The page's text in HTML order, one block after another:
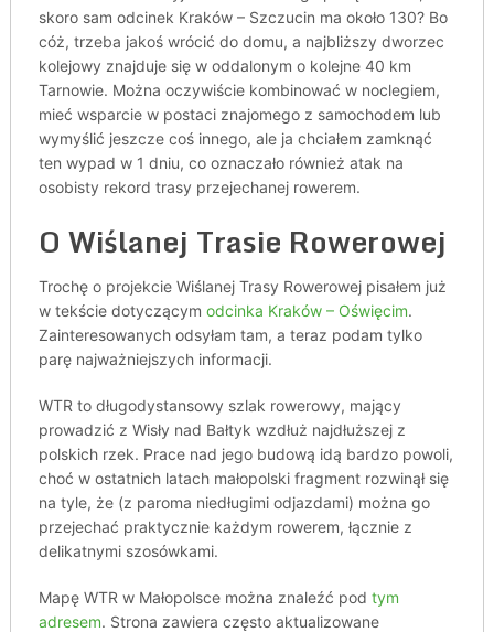
skoro sam odcinek Kraków – Szczucin ma około 130? Bo
cóż, trzeba jakoś wrócić do domu, a najbliższy dworzec
kolejowy znajduje się w oddalonym o kolejne 40 km
Tarnowie. Można oczywiście kombinować w noclegiem,
mieć wsparcie w postaci znajomego z samochodem lub
wymyślić jeszcze coś innego, ale ja chciałem zamknąć
ten wypad w 1 dniu, co oznaczało również atak na
osobisty rekord trasy przejechanej rowerem.
O Wiślanej Trasie Rowerowej
Trochę o projekcie Wiślanej Trasy Rowerowej pisałem już
w tekście dotyczącym odcinka Kraków – Oświęcim.
Zainteresowanych odsyłam tam, a teraz podam tylko
parę najważniejszych informacji.
WTR to długodystansowy szlak rowerowy, mający
prowadzić z Wisły nad Bałtyk wzdłuż najdłuższej z
polskich rzek. Prace nad jego budową idą bardzo powoli,
choć w ostatnich latach małopolski fragment rozwinął się
na tyle, że (z paroma niedługimi odjazdami) można go
przejechać praktycznie każdym rowerem, łącznie z
delikatnymi szosówkami.
Mapę WTR w Małopolsce można znaleźć pod tym
adresem. Strona zawiera często aktualizowane